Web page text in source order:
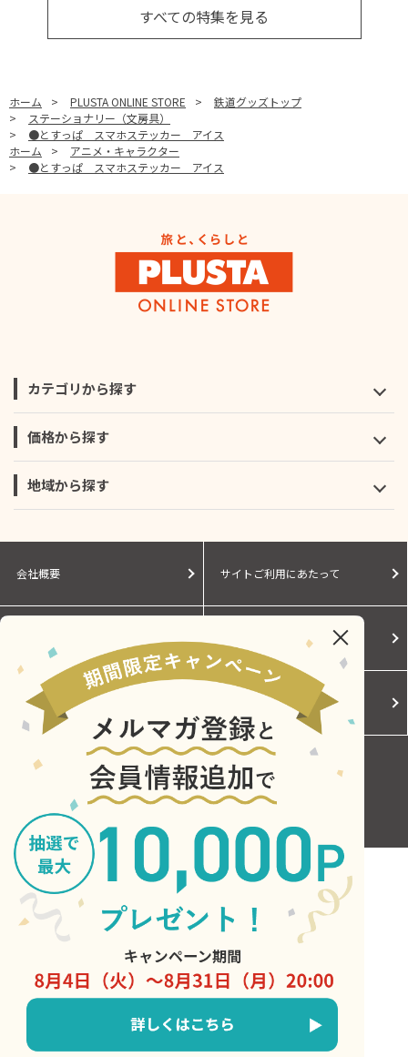
すべての特集を見る
ホーム > PLUSTA ONLINE STORE >
鉄道グッズトップ
>
ステーショナリー（文房具）
>
●とすっぱ スマホステッカー アイス
ホーム
>
アニメ・キャラクター
>
●とすっぱ スマホステッカー アイス
カテゴリから探す
価格から探す
地域から探す
会社概要 サイトご利用にあたって
Cookieポリシー ご利用規約
お問い合わせ
Copyright © Central Japan Railway Company. All Rights Reserved.